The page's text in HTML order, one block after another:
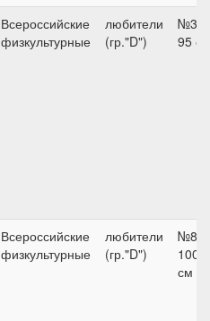
Всероссийские
физкультурные
любители
(гр."D")
№3,
95 см
Всероссийские
физкультурные
любители
(гр."D")
№8,
100
см